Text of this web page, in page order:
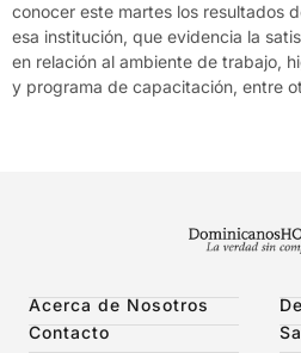
conocer este martes los resultados
esa institución, que evidencia la
en relación al ambiente de trabajo,
y programa de capacitación, entre
Acerca de Nosotros
Contacto